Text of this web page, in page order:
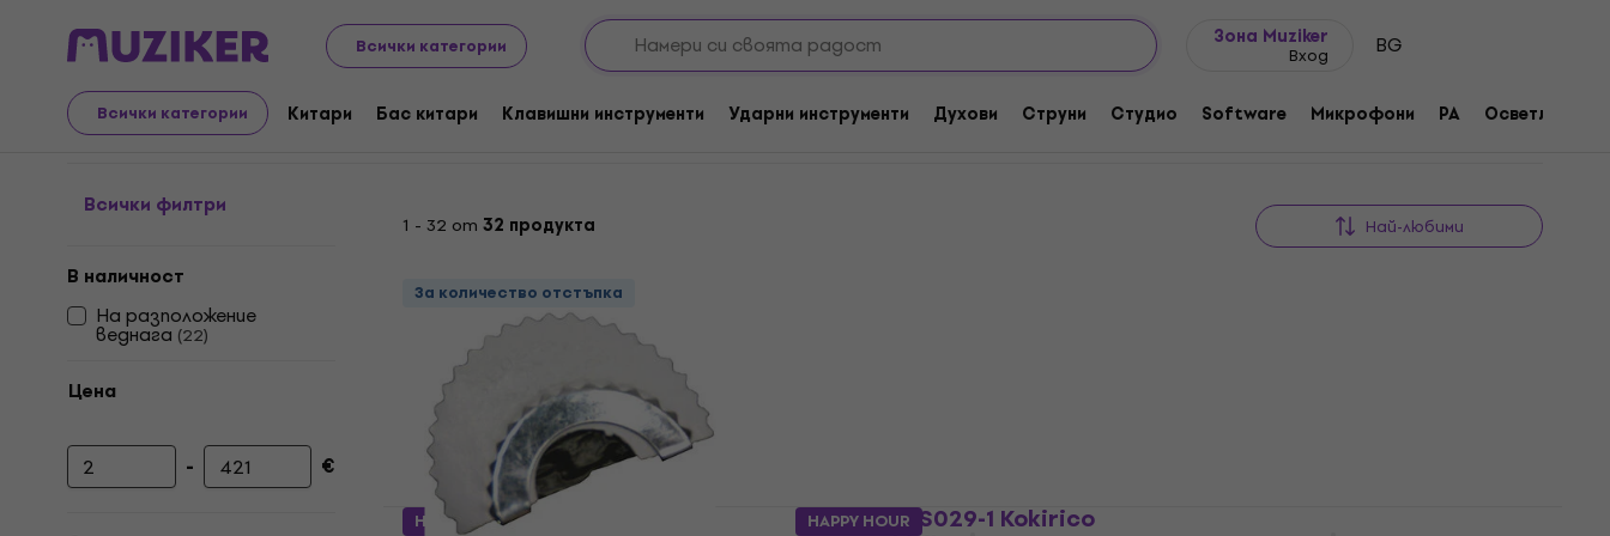
Всички категории
Зона Muziker
Вход BG
Всички категории Китари Бас китари Клавишни инструменти Ударни инструменти Духови Струни Студио Software Микрофони PA Осветление
Музикални инструменти Ударни инструменти Перкусии
Други ударни инструменти
Всички филтри
В наличност
На разположение
веднага (22)
Цена
Минимална цена
- Максимална цена
€
1 - 32 от 32 продукта Най-любими
За количество отстъпка
Noicetone S029-1 Kokirico
HAPPY HOUR HAPPY HOUR